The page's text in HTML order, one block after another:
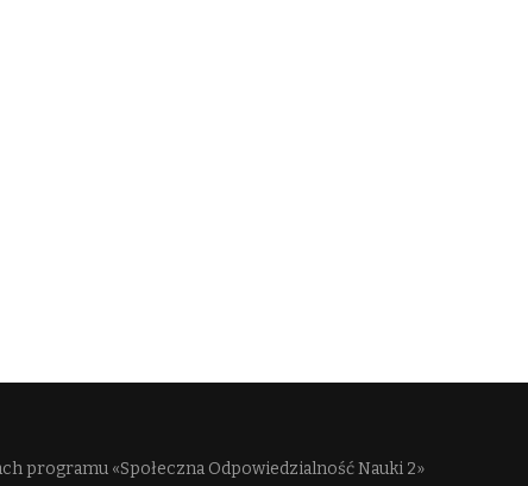
programu «Społeczna Odpowiedzialność Nauki 2»